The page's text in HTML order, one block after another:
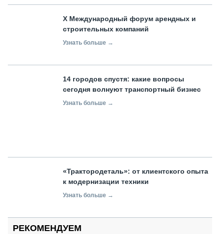
X Международный форум арендных и
строительных компаний
Узнать больше →
14 городов спустя: какие вопросы
сегодня волнуют транспортный бизнес
Узнать больше →
«Трактородеталь»: от клиентского опыта
к модернизации техники
Узнать больше →
РЕКОМЕНДУЕМ